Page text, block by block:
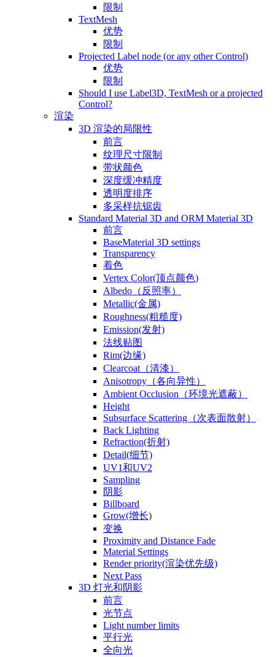
限制
TextMesh
优势
限制
Projected Label node (or any other Control)
优势
限制
Should I use Label3D, TextMesh or a projected
Control?
渲染
3D 渲染的局限性
前言
纹理尺寸限制
带状颜色
深度缓冲精度
透明度排序
多采样抗锯齿
Standard Material 3D and ORM Material 3D
前言
BaseMaterial 3D settings
Transparency
着色
Vertex Color(顶点颜色)
Albedo（反照率）
Metallic(金属)
Roughness(粗糙度)
Emission(发射)
法线贴图
Rim(边缘)
Clearcoat（清漆）
Anisotropy（各向异性）
Ambient Occlusion（环境光遮蔽）
Height
Subsurface Scattering（次表面散射）
Back Lighting
Refraction(折射)
Detail(细节)
UV1和UV2
Sampling
阴影
Billboard
Grow(增长)
变换
Proximity and Distance Fade
Material Settings
Render priority(渲染优先级)
Next Pass
3D 灯光和阴影
前言
光节点
Light number limits
平行光
全向光